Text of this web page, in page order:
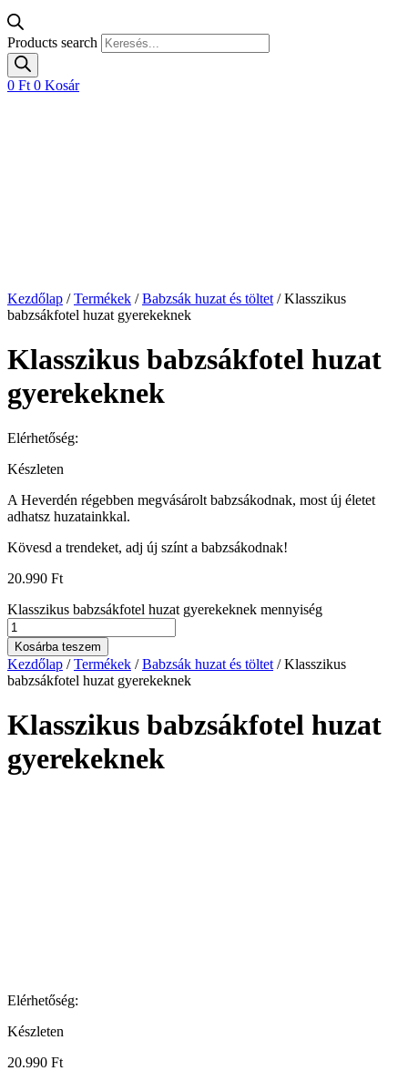
Products search
0 Ft 0 Kosár
Kezdőlap /Termékek /Babzsák huzat és töltet / Klasszikus
babzsákfotel huzat gyerekeknek
Klasszikus babzsákfotel huzat
gyerekeknek
Elérhetőség:
Készleten
A Heverdén régebben megvásárolt babzsákodnak, most új életet
adhatsz huzatainkkal.
Kövesd a trendeket, adj új színt a babzsákodnak!
20.990 Ft
Klasszikus babzsákfotel huzat gyerekeknek mennyiség
Kosárba teszem
Kezdőlap /Termékek /Babzsák huzat és töltet / Klasszikus
babzsákfotel huzat gyerekeknek
Klasszikus babzsákfotel huzat
gyerekeknek
Elérhetőség:
Készleten
20.990 Ft